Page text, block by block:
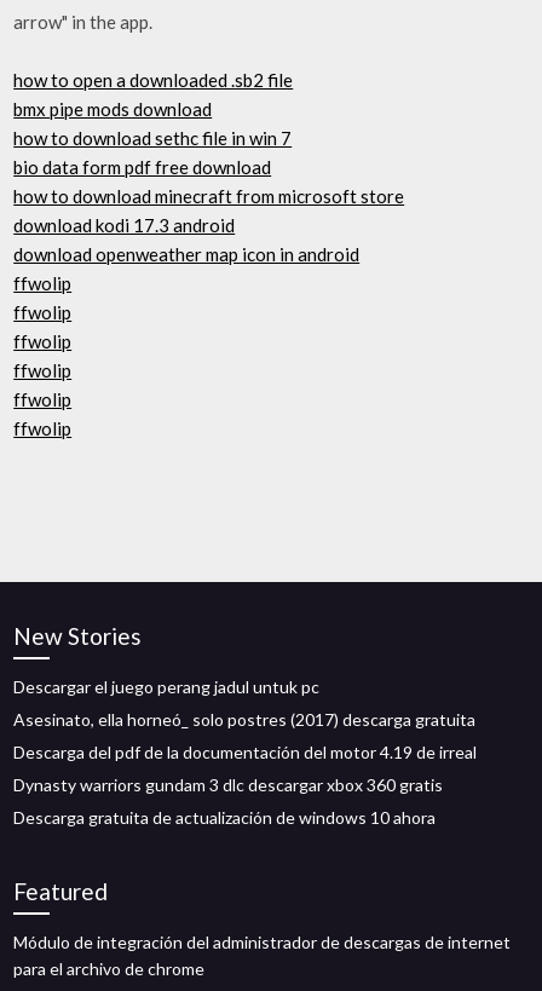
arrow" in the app.
how to open a downloaded .sb2 file
bmx pipe mods download
how to download sethc file in win 7
bio data form pdf free download
how to download minecraft from microsoft store
download kodi 17.3 android
download openweather map icon in android
ffwolip
ffwolip
ffwolip
ffwolip
ffwolip
ffwolip
New Stories
Descargar el juego perang jadul untuk pc
Asesinato, ella horneó_ solo postres (2017) descarga gratuita
Descarga del pdf de la documentación del motor 4.19 de irreal
Dynasty warriors gundam 3 dlc descargar xbox 360 gratis
Descarga gratuita de actualización de windows 10 ahora
Featured
Módulo de integración del administrador de descargas de internet
para el archivo de chrome